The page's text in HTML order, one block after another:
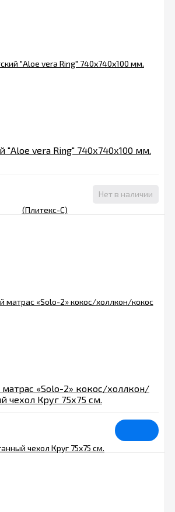
"Aloe vera Ring" 740х740х100 мм.
Нет в наличии
«Solo-2» кокос/холлкон/
чехол Круг 75х75 см.